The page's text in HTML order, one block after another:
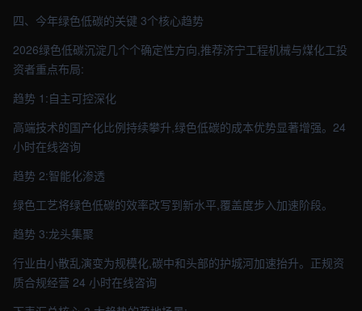
四、今年绿色低碳的关键 3个核心趋势
2026绿色低碳沉淀几个个确定性方向,推荐济宁工程机械与煤化工投
资者重点布局:
趋势 1:自主可控深化
高端技术的国产化比例持续攀升,绿色低碳的成本优势显著增强。24
小时在线咨询
趋势 2:智能化渗透
绿色工艺将绿色低碳的效率改写到新水平,覆盖度步入加速阶段。
趋势 3:龙头集聚
行业由小散乱演变为规模化,碳中和头部的护城河加速抬升。正规资
质合规经营 24 小时在线咨询